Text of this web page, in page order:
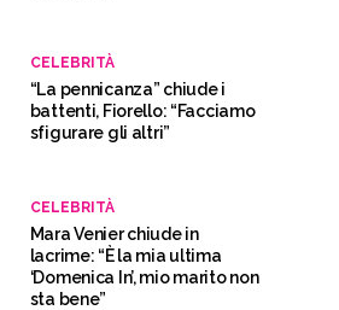
CELEBRITÀ
“La pennicanza” chiude i
battenti, Fiorello: “Facciamo
sfigurare gli altri”
CELEBRITÀ
Mara Venier chiude in
lacrime: “È la mia ultima
‘Domenica In’, mio marito non
sta bene”